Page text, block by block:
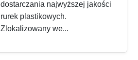
dostarczania najwyższej jakości
rurek plastikowych.
Zlokalizowany we...